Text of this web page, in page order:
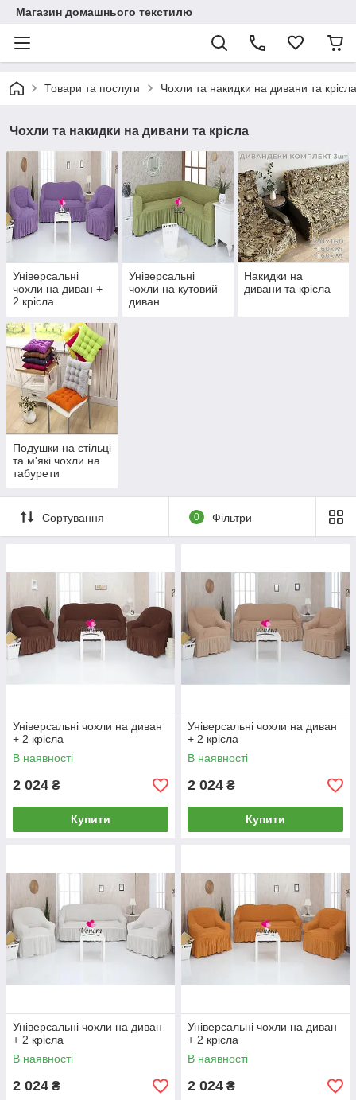
Магазин домашнього текстилю
Товари та послуги Чохли та накидки на дивани та крісла
Чохли та накидки на дивани та крісла
Універсальні
чохли на диван +
2 крісла
Універсальні
чохли на кутовий
диван
Накидки на
дивани та крісла
Подушки на стільці
та м'які чохли на
табурети
Сортування 0 Фільтри
Універсальні чохли на диван
+ 2 крісла
В наявності
2 024 ₴
Купити
Універсальні чохли на диван
+ 2 крісла
В наявності
2 024 ₴
Купити
Універсальні чохли на диван
+ 2 крісла
В наявності
2 024 ₴
Універсальні чохли на диван
+ 2 крісла
В наявності
2 024 ₴